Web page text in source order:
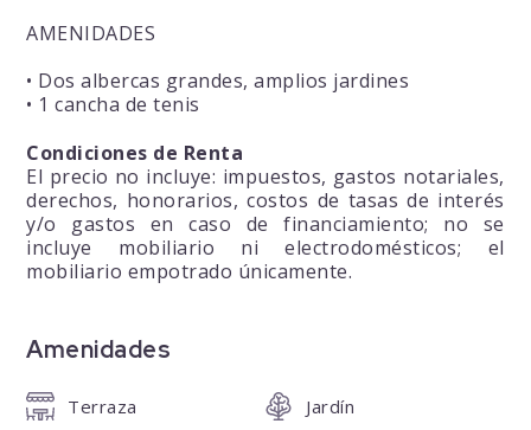
AMENIDADES
• Dos albercas grandes, amplios jardines
• 1 cancha de tenis
Condiciones de Renta
El precio no incluye: impuestos, gastos notariales,
derechos, honorarios, costos de tasas de interés
y/o gastos en caso de financiamiento; no se
incluye mobiliario ni electrodomésticos; el
mobiliario empotrado únicamente.
Amenidades
Terraza Jardín